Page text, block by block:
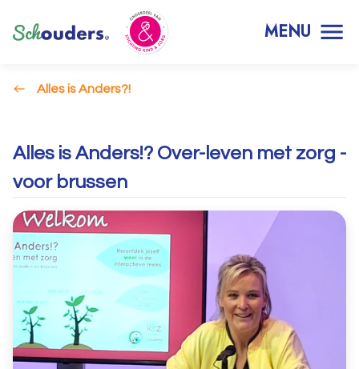
MENU
Alles is Anders?!
Alles is Anders!? Over-leven met zorg -
voor brussen